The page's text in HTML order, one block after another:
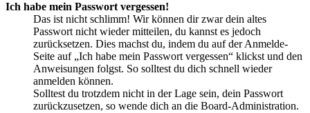
Ich habe mein Passwort vergessen!
Das ist nicht schlimm! Wir können dir zwar dein altes
Passwort nicht wieder mitteilen, du kannst es jedoch
zurücksetzen. Dies machst du, indem du auf der Anmelde-
Seite auf „Ich habe mein Passwort vergessen“ klickst und den
Anweisungen folgst. So solltest du dich schnell wieder
anmelden können.
Solltest du trotzdem nicht in der Lage sein, dein Passwort
zurückzusetzen, so wende dich an die Board-Administration.